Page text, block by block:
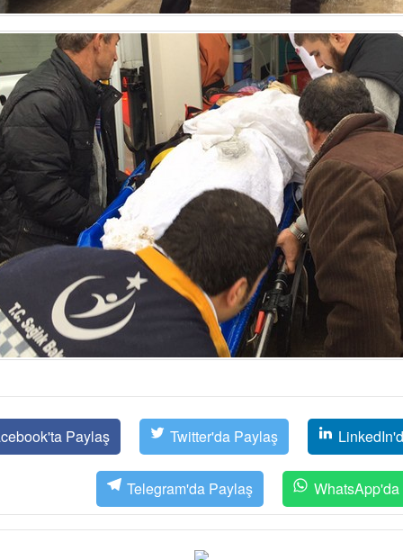
Paylaş Twitter'da Paylaş
Telegram'da Paylaş